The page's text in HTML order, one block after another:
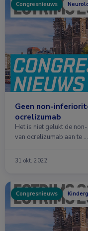
Congresnieuws
Geen non-
ocrelizumab
Het is niet gelukt de
van ocrelizumab aan te …
31 okt. 2022
Congresnieuws